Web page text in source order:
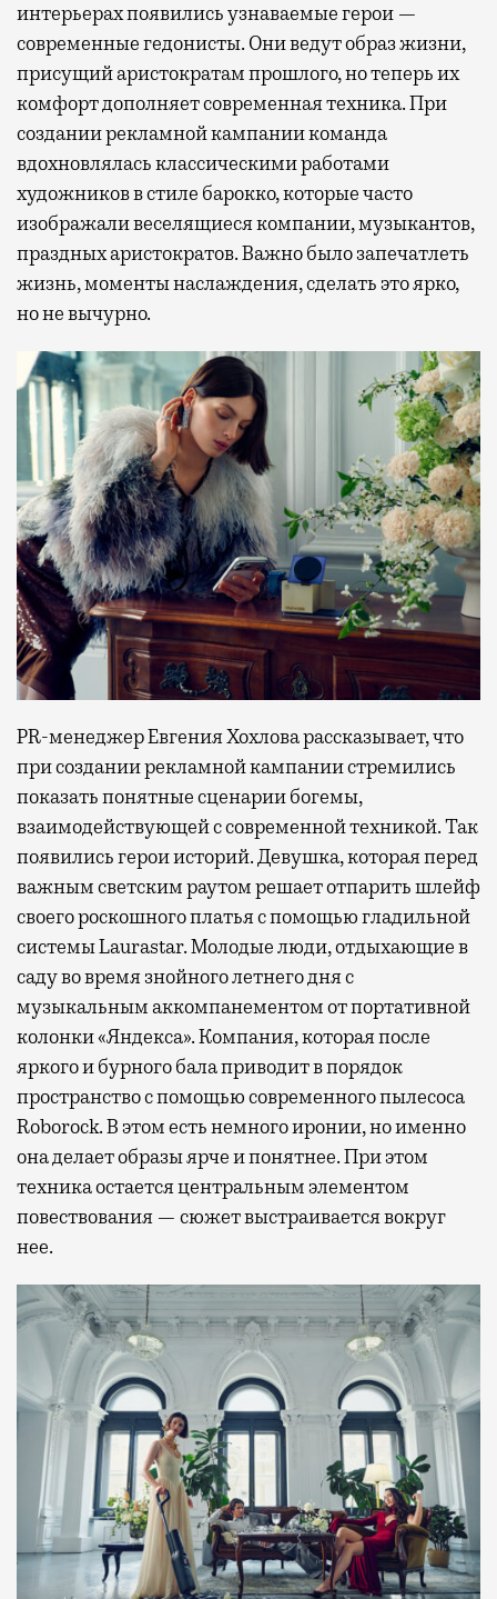
интерьерах появились узнаваемые герои —
современные гедонисты. Они ведут образ жизни,
присущий аристократам прошлого, но теперь их
комфорт дополняет современная техника. При
создании рекламной кампании команда
вдохновлялась классическими работами
художников в стиле барокко, которые часто
изображали веселящиеся компании, музыкантов,
праздных аристократов. Важно было запечатлеть
жизнь, моменты наслаждения, сделать это ярко,
но не вычурно.
PR-менеджер Евгения Хохлова рассказывает, что
при создании рекламной кампании стремились
показать понятные сценарии богемы,
взаимодействующей с современной техникой. Так
появились герои историй. Девушка, которая перед
важным светским раутом решает отпарить шлейф
своего роскошного платья с помощью гладильной
системы Laurastar. Молодые люди, отдыхающие в
саду во время знойного летнего дня с
музыкальным аккомпанементом от портативной
колонки «Яндекса». Компания, которая после
яркого и бурного бала приводит в порядок
пространство с помощью современного пылесоса
Roborock. В этом есть немного иронии, но именно
она делает образы ярче и понятнее. При этом
техника остается центральным элементом
повествования — сюжет выстраивается вокруг
нее.